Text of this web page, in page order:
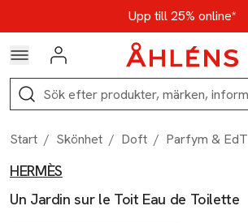
Hoppa till navigationsmenynUpp till 25% online*
Kod: AUG25 - Shoppa nu
Logga in
Sök
Start / Skönhet / Doft / Parfym & EdT
Produktbilder
Hoppa över bildspelet
HERMÈS
Un Jardin sur le Toit Eau de Toilette
Produktinformation